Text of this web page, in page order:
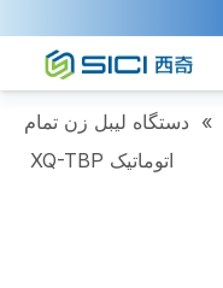
» دستگاه لیبل زن تمام
اتوماتیک XQ-TBP